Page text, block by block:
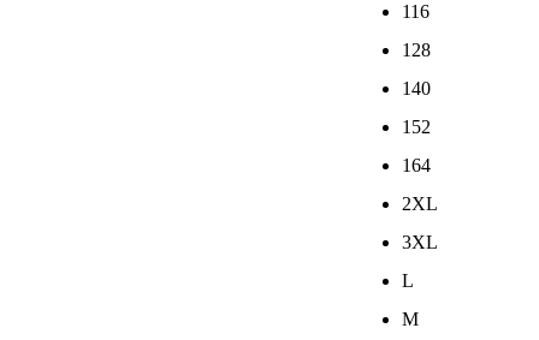
116
128
140
152
164
2XL
3XL
L
M